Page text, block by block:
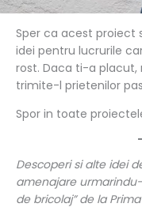
Sper ca acest proiect
idei pentru lucrurile
rost. Daca ti-a placut,
trimite-l prietenilor
Spor in toate
Descoperi si alte idei
amenajare
de bricolaj” de la